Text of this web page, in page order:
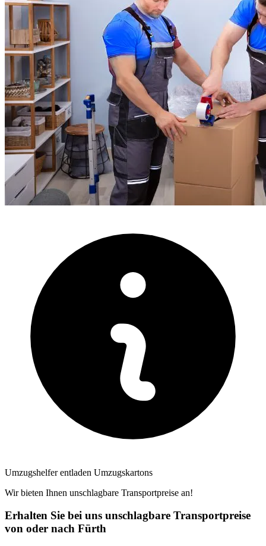
Umzugshelfer entladen Umzugskartons
Wir bieten Ihnen unschlagbare Transportpreise an!
Erhalten Sie bei uns unschlagbare Transportpreise
von oder nach Fürth